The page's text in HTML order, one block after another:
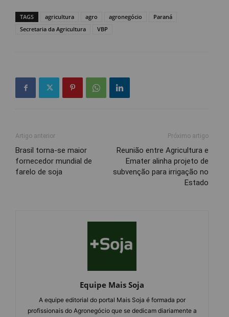
TAGS agricultura agro agronegócio
Paraná
Secretaria da Agricultura
VBP
Artigo anterior
Brasil torna-se maior
fornecedor mundial de
farelo de soja
Próximo artigo
Reunião entre Agricultura e
Emater alinha projeto de
subvenção para irrigação no
Estado
Equipe Mais Soja
A equipe editorial do portal Mais Soja é formada por
profissionais do Agronegócio que se dedicam diariamente a